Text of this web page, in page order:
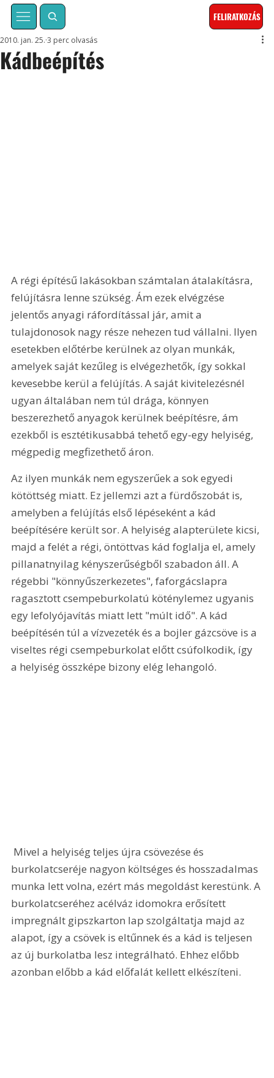
FELIRATKOZÁS
Kádbeépítés
2010. jan. 25. 3 perc olvasás
A régi építésű lakásokban számtalan átalakításra,
felújításra lenne szükség. Ám ezek elvégzése
jelentős anyagi ráfordítással jár, amit a
tulajdonosok nagy része nehezen tud vállalni. Ilyen
esetekben előtérbe kerülnek az olyan munkák,
amelyek saját kezűleg is elvégezhetők, így sokkal
kevesebbe kerül a felújítás. A saját kivitelezésnél
ugyan általában nem túl drága, könnyen
beszerezhető anyagok kerülnek beépítésre, ám
ezekből is esztétikusabbá tehető egy-egy helyiség,
mégpedig megfizethető áron.
Az ilyen munkák nem egyszerűek a sok egyedi
kötöttség miatt. Ez jellemzi azt a fürdőszobát is,
amelyben a felújítás első lépéseként a kád
beépítésére került sor. A helyiség alapterülete kicsi,
majd a felét a régi, öntöttvas kád foglalja el, amely
pillanatnyilag kényszerűségből szabadon áll. A
régebbi "könnyűszerkezetes", faforgácslapra
ragasztott csempeburkolatú köténylemez ugyanis
egy lefolyójavítás miatt lett "múlt idő". A kád
beépítésén túl a vízvezeték és a bojler gázcsöve is a
viseltes régi csempeburkolat előtt csúfolkodik, így
a helyiség összképe bizony elég lehangoló.
burkolatcseréje nagyon költséges és hosszadalmas
munka lett volna, ezért más megoldást kerestünk. A
burkolatcseréhez acélváz idomokra erősített
impregnált gipszkarton lap szolgáltatja majd az
alapot, így a csövek is eltűnnek és a kád is teljesen
az új burkolatba lesz integrálható. Ehhez előbb
azonban előbb a kád előfalát kellett elkészíteni.